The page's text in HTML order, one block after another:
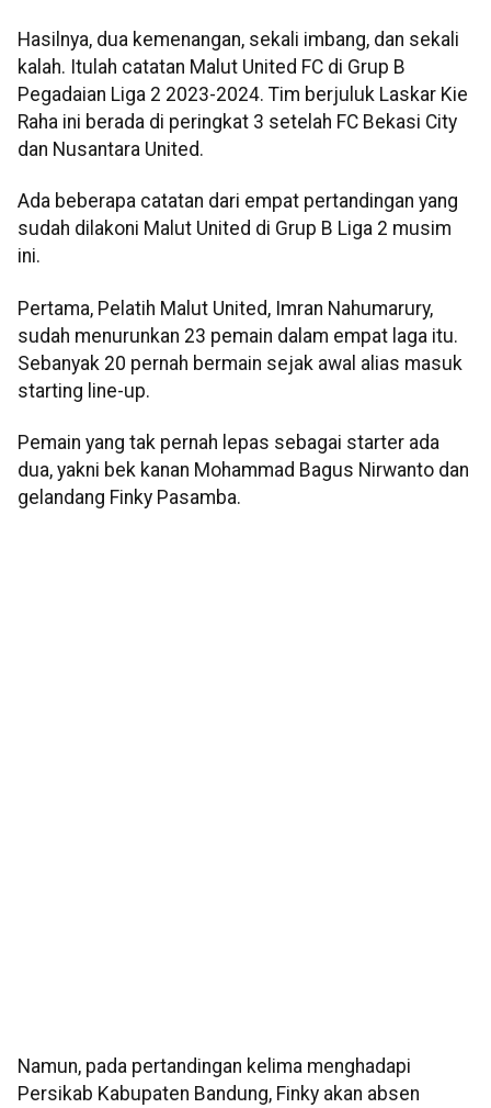
Hasilnya, dua kemenangan, sekali imbang, dan sekali
kalah. Itulah catatan Malut United FC di Grup B
Pegadaian Liga 2 2023-2024. Tim berjuluk Laskar Kie
Raha ini berada di peringkat 3 setelah FC Bekasi City
dan Nusantara United.
Ada beberapa catatan dari empat pertandingan yang
sudah dilakoni Malut United di Grup B Liga 2 musim
ini.
Pertama, Pelatih Malut United, Imran Nahumarury,
sudah menurunkan 23 pemain dalam empat laga itu.
Sebanyak 20 pernah bermain sejak awal alias masuk
starting line-up.
Pemain yang tak pernah lepas sebagai starter ada
dua, yakni bek kanan Mohammad Bagus Nirwanto dan
gelandang Finky Pasamba.
Namun, pada pertandingan kelima menghadapi
Persikab Kabupaten Bandung, Finky akan absen